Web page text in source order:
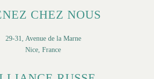
CHEZ NOUS
29-31, Avenue de la Marne
Nice, France